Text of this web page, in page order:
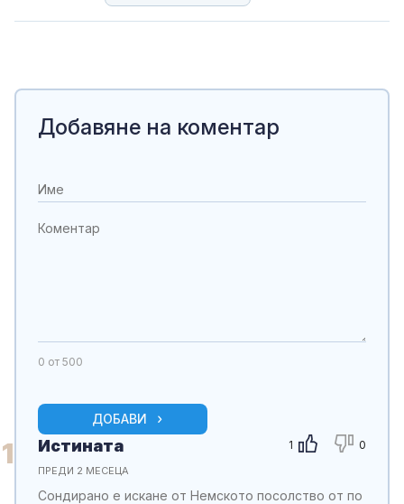
Добавяне на коментар
0 от 500
ДОБАВИ
1 1 0
Истината
ПРЕДИ 2 МЕСЕЦА
Сондирано е искане от Немското посолство от по